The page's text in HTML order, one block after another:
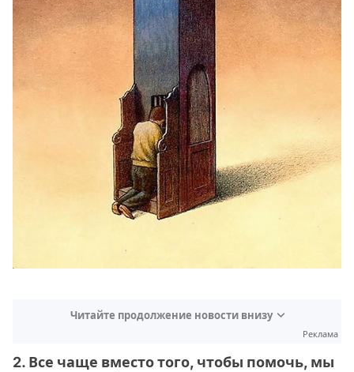
Читайте продолжение новости внизу
Реклама
2. Все чаще вместо того, чтобы помочь, мы